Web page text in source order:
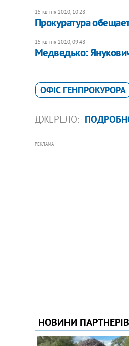
15 квітня 2010, 10:28
Прокуратура
15 квітня 2010, 09:48
Медведько:
ОФІС ГЕНПРОКУРОРА
ДЖЕРЕЛО:
РЕКЛАМА